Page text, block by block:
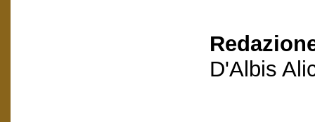
D'Albis